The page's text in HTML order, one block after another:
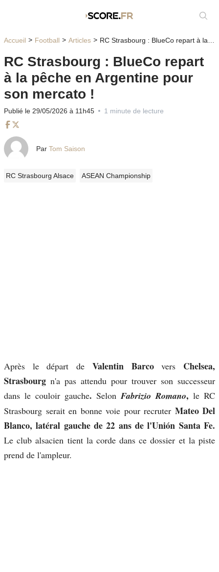
Accueil Football Articles RC Strasbourg : BlueCo repart à la pêche en Argentine pour son mercato !
RC Strasbourg : BlueCo repart
à la pêche en Argentine pour
son mercato !
Publié le 29/05/2026 à 11h45 1 minute de lecture
Par Tom Saison
RC Strasbourg Alsace ASEAN Championship
Après le départ de Valentin Barcovers Chelsea,
Strasbourg n'a pas attendu pour trouver son successeur
dans le couloir gauche. Selon Fabrizio Romano, le RC
Strasbourg serait en bonne voie pour recruter Mateo Del
Blanco, latéral gauche de 22 ans de l'Unión Santa Fe.
Le club alsacien tient la corde dans ce dossier et la piste
prend de l'ampleur.